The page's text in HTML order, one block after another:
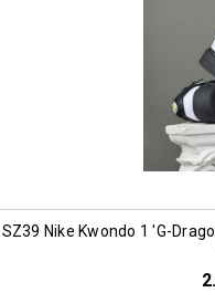
SZ39 Nike Kwondo 1 'G-